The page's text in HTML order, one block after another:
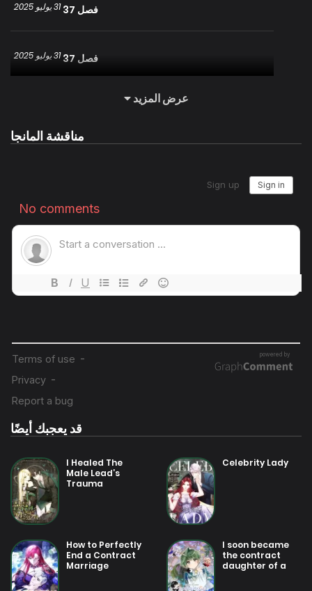
فصل 37 31 يوليو 2025
فصل 37 31 يوليو 2025
فصل 35
31 يوليو 2025
31 يوليو 2025
31 يوليو 2025
31 يوليو 2025
فصل 32 31 يوليو 2025
عرض المزيد
مناقشة المانجا
قد يعجبك أيضًا
Celebrity Lady
I Healed The
Male Lead’s
Trauma
I soon became
the contract
daughter of a
How to Perfectly
End a Contract
Marriage